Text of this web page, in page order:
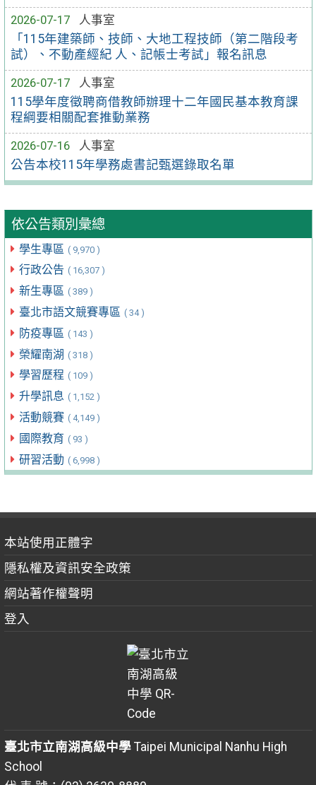
2026-07-17
人事室
「115年建築師、技師、大地工程技師（第二階段考
試）、不動產經紀 人、記帳士考試」報名訊息
2026-07-17
人事室
115學年度徵聘商借教師辦理十二年國民基本教育課
程綱要相關配套推動業務
2026-07-16
人事室
公告本校115年學務處書記甄選錄取名單
依公告類別彙總
學生專區 ( 9,970 )
行政公告 ( 16,307 )
新生專區 ( 389 )
臺北市語文競賽專區 ( 34 )
防疫專區 ( 143 )
榮耀南湖 ( 318 )
學習歷程 ( 109 )
升學訊息 ( 1,152 )
活動競賽 ( 4,149 )
國際教育 ( 93 )
研習活動 ( 6,998 )
本站使用正體字
隱私權及資訊安全政策
網站著作權聲明
登入
臺北市立南湖高級中學Taipei Municipal Nanhu High
School